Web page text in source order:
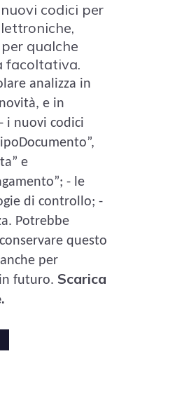
codici per
qualche
facoltativa.
analizza in
e in
i nuovi codici
e
- le
di controllo; -
Potrebbe
questo
per
futuro. Scarica